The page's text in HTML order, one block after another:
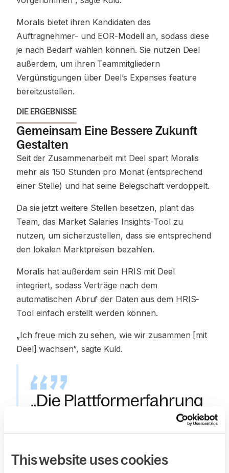
This website uses cookies
Moralis bietet ihren Kandidaten das
Auftragnehmer- und EOR-Modell an, sodass diese
je nach Bedarf wählen können. Sie nutzen Deel
außerdem, um ihren Teammitgliedern
Vergünstigungen über Deel’s Expenses feature
bereitzustellen.
DIE ERGEBNISSE
Gemeinsam Eine Bessere Zukunft
Gestalten
Seit der Zusammenarbeit mit Deel spart Moralis
mehr als 150 Stunden pro Monat (entsprechend
einer Stelle) und hat seine Belegschaft verdoppelt.
Da sie jetzt weitere Stellen besetzen, plant das
Team, das Market Salaries Insights-Tool zu
nutzen, um sicherzustellen, dass sie entsprechend
den lokalen Marktpreisen bezahlen.
Moralis hat außerdem sein HRIS mit Deel
integriert, sodass Verträge nach dem
automatischen Abruf der Daten aus dem HRIS-
Tool einfach erstellt werden können.
„Ich freue mich zu sehen, wie wir zusammen [mit
Deel] wachsen“, sagte Kuld.
„Die Plattformerfahrung
ist großartig, und nicht
auch für unsere